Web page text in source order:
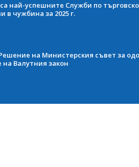
най-успешните Служби по
в чужбина за 2025 г.
на Министерския съвет за
Валутния закон